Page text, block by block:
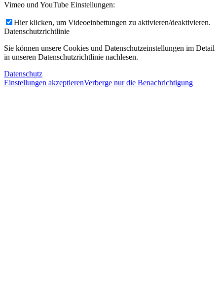
Vimeo und YouTube Einstellungen:
Hier klicken, um Videoeinbettungen zu aktivieren/deaktivieren.
Datenschutzrichtlinie
Sie können unsere Cookies und Datenschutzeinstellungen im Detail
in unseren Datenschutzrichtlinie nachlesen.
Datenschutz
Einstellungen akzeptierenVerberge nur die Benachrichtigung